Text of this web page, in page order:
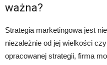
ważna?
Strategia marketingowa jest
niezależnie od jej wielkości
opracowanej strategii, firma